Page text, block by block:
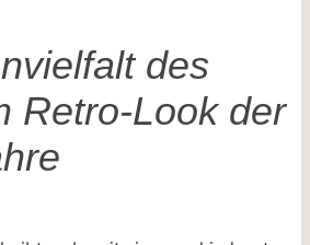
des
Retro-Look der